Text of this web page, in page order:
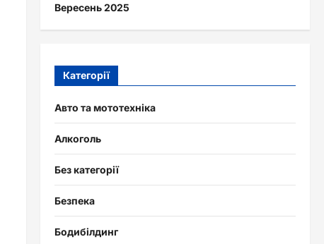
Вересень 2025
Категорії
Авто та мототехніка
Алкоголь
Без категорії
Безпека
Бодибілдинг